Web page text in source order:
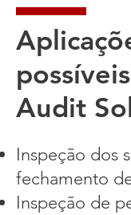
Audit
Inspeção dos
fechamento
Inspeção de